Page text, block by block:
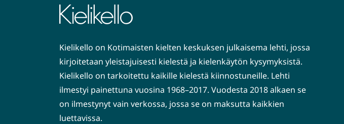
Kielikello on Kotimaisten kielten keskuksen julkaisema lehti, jossa
kirjoitetaan yleistajuisesti kielestä ja kielenkäytön kysymyksistä.
Kielikello on tarkoitettu kaikille kielestä kiinnostuneille. Lehti
ilmestyi painettuna vuosina 1968–2017. Vuodesta 2018 alkaen se
on ilmestynyt vain verkossa, jossa se on maksutta kaikkien
luettavissa.